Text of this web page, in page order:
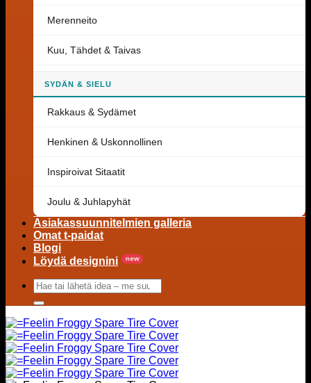
Merenneito
Kuu, Tähdet & Taivas
SYDÄN & SIELU
Rakkaus & Sydämet
Henkinen & Uskonnollinen
Inspiroivat Sitaatit
Joulu & Juhlapyhät
Asiakassuunnitelmien galleria
Omat t-paidat
Blogi
Löydä designini
Hae: